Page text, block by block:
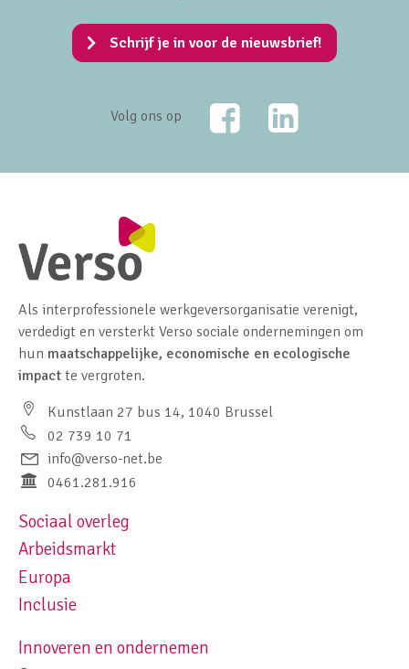
Schrijf je in voor de nieuwsbrief!
Volg ons op
FacebookLinkedIn
Als interprofessionele werkgeversorganisatie verenigt,
verdedigt en versterkt Verso sociale ondernemingen om
hun maatschappelijke, economische en ecologische
impact te vergroten.
Kunstlaan 27 bus 14, 1040 Brussel
02 739 10 71
info@verso-net.be
0461.281.916
Footer navigation left
Sociaal overleg
Arbeidsmarkt
Europa
Inclusie
Footer navigation right
Innoveren en ondernemen